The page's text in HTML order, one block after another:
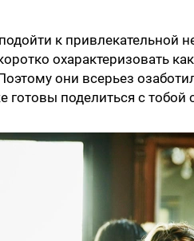
к привлекательной
охарактеризовать
они всерьез
готовы поделиться с